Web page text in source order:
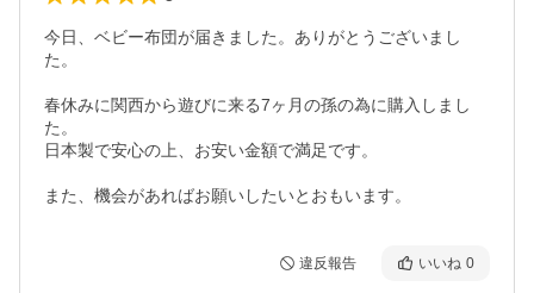
今日、ベビー布団が届きました。ありがとうございまし
た。
春休みに関西から遊びに来る7ヶ月の孫の為に購入しまし
た。
日本製で安心の上、お安い金額で満足です。
また、機会があればお願いしたいとおもいます。
違反報告 いいね 0